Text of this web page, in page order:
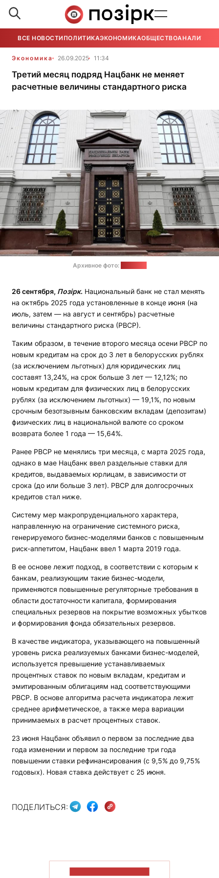
ВСЕ НОВОСТИ ПОЛИТИКАЭКОНОМИКАОБЩЕСТВОАНАЛИТИКА
Экономика 26.09.2025 11:34
Третий месяц подряд Нацбанк не меняет
расчетные величины стандартного риска
Архивное фото:
26сентября, Позірк. Национальный банк не стал менять
на октябрь 2025 года установленные в конце июня (на
июль, затем — на август и сентябрь) расчетные
величины стандартного риска (РВСР).
Таким образом, в течение второго месяца осени РВСР по
новым кредитам на срок до 3 лет в белорусских рублях
(за исключением льготных) для юридических лиц
составят 13,24%, на срок больше 3 лет — 12,12%; по
новым кредитам для физических лиц в белорусских
рублях (за исключением льготных) — 19,1%, по новым
срочным безотзывным банковским вкладам (депозитам)
физических лиц в национальной валюте со сроком
возврата более 1 года — 15,64%.
Ранее РВСР не менялись три месяца, с марта 2025 года,
однако в мае Нацбанк ввел раздельные ставки для
кредитов, выдаваемых юрлицам, в зависимости от
срока (до или больше 3 лет). РВСР для долгосрочных
кредитов стал ниже.
Систему мер макропруденциального характера,
направленную на ограничение системного риска,
генерируемого бизнес-моделями банков с повышенным
риск-аппетитом, Нацбанк ввел 1 марта 2019 года.
В ее основе лежит подход, в соответствии с которым к
банкам, реализующим такие бизнес-модели,
применяются повышенные регуляторные требования в
области достаточности капитала, формирования
специальных резервов на покрытие возможных убытков
и формирования фонда обязательных резервов.
В качестве индикатора, указывающего на повышенный
уровень риска реализуемых банками бизнес-моделей,
используется превышение устанавливаемых
процентных ставок по новым вкладам, кредитам и
эмитированным облигациям над соответствующими
РВСР. В основе алгоритма расчета индикатора лежит
среднее арифметическое, а также мера вариации
принимаемых в расчет процентных ставок.
23 июня Нацбанк объявил о первом за последние два
года изменении и первом за последние три года
повышении ставки рефинансирования (с 9,5% до 9,75%
годовых). Новая ставка действует с 25 июня.
ПОДЕЛИТЬСЯ: